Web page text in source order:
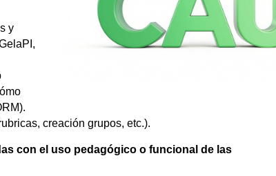
y
creación grupos, etc.).
con el uso pedagógico o funcional de las